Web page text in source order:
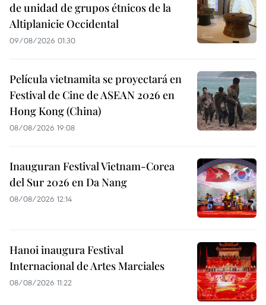
de unidad de grupos étnicos de la
Altiplanicie Occidental
09/08/2026 01:30
Película vietnamita se proyectará en
Festival de Cine de ASEAN 2026 en
Hong Kong (China)
08/08/2026 19:08
Inauguran Festival Vietnam-Corea
del Sur 2026 en Da Nang
08/08/2026 12:14
Hanoi inaugura Festival
Internacional de Artes Marciales
08/08/2026 11:22